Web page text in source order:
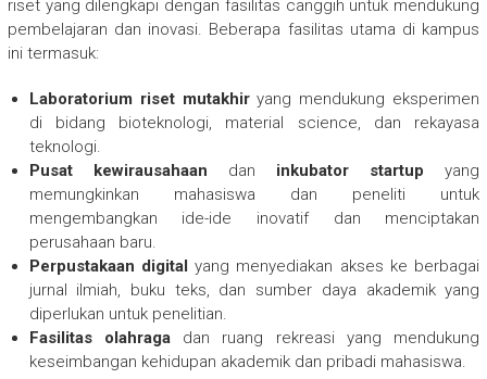
riset yang dilengkapi dengan fasilitas canggih untuk mendukung
pembelajaran dan inovasi. Beberapa fasilitas utama di kampus
ini termasuk:
Laboratorium riset mutakhiryang mendukung eksperimen
di bidang bioteknologi, material science, dan rekayasa
teknologi.
Pusat kewirausahaan dan inkubator startup yang
memungkinkan mahasiswa dan peneliti untuk
mengembangkan ide-ide inovatif dan menciptakan
perusahaan baru.
Perpustakaan digital yang menyediakan akses ke berbagai
jurnal ilmiah, buku teks, dan sumber daya akademik yang
diperlukan untuk penelitian.
Fasilitas olahragadan ruang rekreasi yang mendukung
keseimbangan kehidupan akademik dan pribadi mahasiswa.